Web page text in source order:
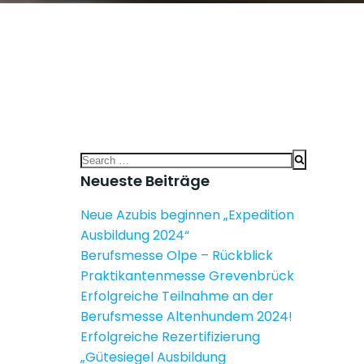
Search
for:
Neueste Beiträge
Neue Azubis beginnen „Expedition
Ausbildung 2024“
Berufsmesse Olpe – Rückblick
Praktikantenmesse Grevenbrück
Erfolgreiche Teilnahme an der
Berufsmesse Altenhundem 2024!
Erfolgreiche Rezertifizierung
„Gütesiegel Ausbildung